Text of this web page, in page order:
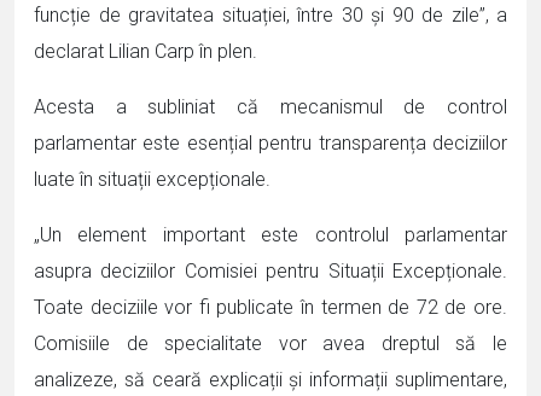
funcție de gravitatea situației, între 30 și 90 de zile”, a
declarat Lilian Carp în plen.
Acesta a subliniat că mecanismul de control
parlamentar este esențial pentru transparența deciziilor
luate în situații excepționale.
„Un element important este controlul parlamentar
asupra deciziilor Comisiei pentru Situații Excepționale.
Toate deciziile vor fi publicate în termen de 72 de ore.
Comisiile de specialitate vor avea dreptul să le
analizeze, să ceară explicații și informații suplimentare,